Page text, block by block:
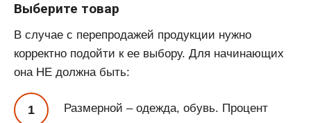
Выберите товар
В случае с перепродажей продукции нужно
корректно подойти к ее выбору. Для начинающих
она НЕ должна быть:
Размерной – одежда, обувь. Процент